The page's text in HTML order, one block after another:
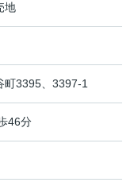
地
町3395、3397-1
46分